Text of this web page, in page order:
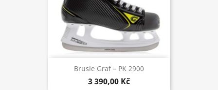
Brusle Graf – PK 2900
3 390,00 Kč